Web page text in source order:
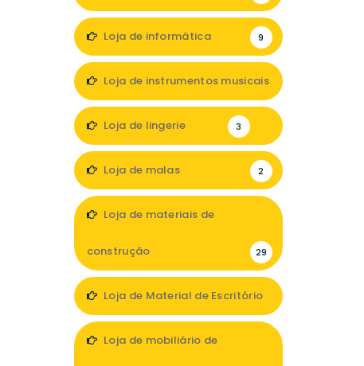
Loja de informática 9
Loja de instrumentos musicais
Loja de lingerie 3
Loja de malas 2
Loja de materiais de
construção 29
Loja de Material de Escritório
Loja de mobiliário de